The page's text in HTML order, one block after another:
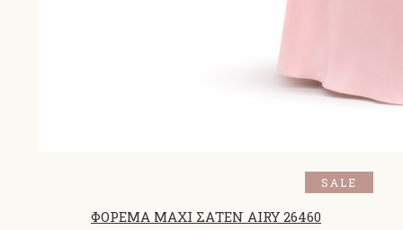
SALE
ΦΟΡΕΜΑ MAXI ΣΑΤΕΝ AIRY 26460